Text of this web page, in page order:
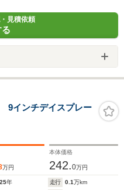
見積依頼
9インチデイスプレー
万円
本体価格
242.0万円
年 走行 0.1万km